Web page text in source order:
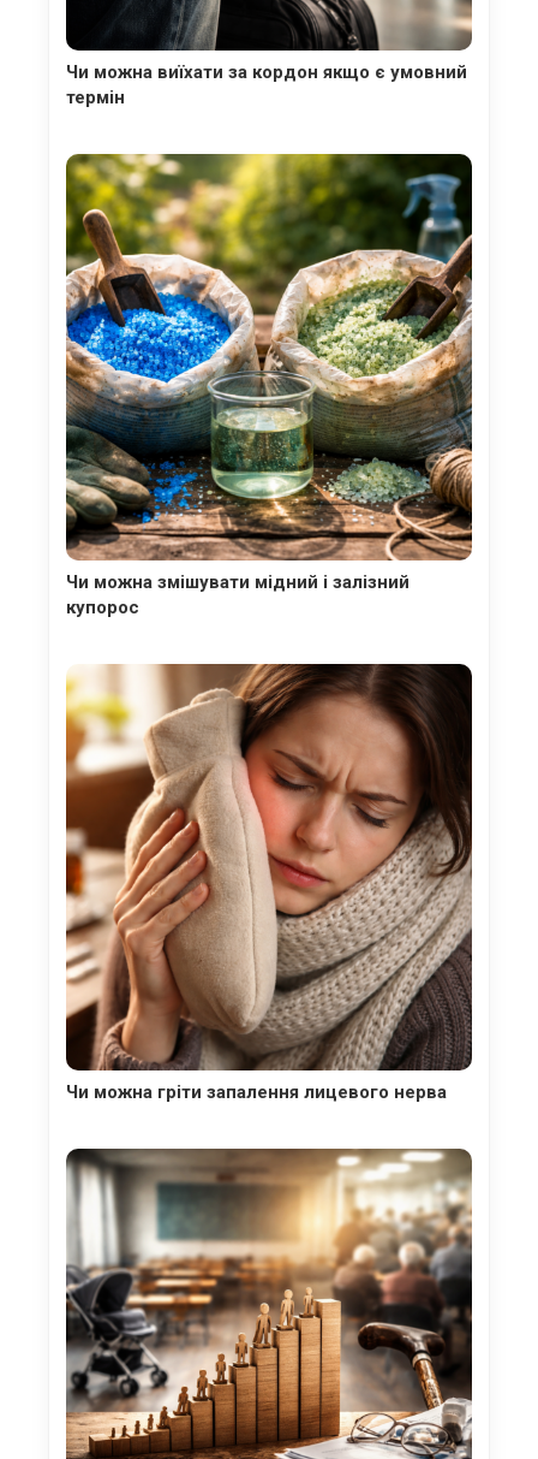
Чи можна виїхати за кордон якщо є умовний
термін
Чи можна змішувати мідний і залізний
купорос
Чи можна гріти запалення лицевого нерва